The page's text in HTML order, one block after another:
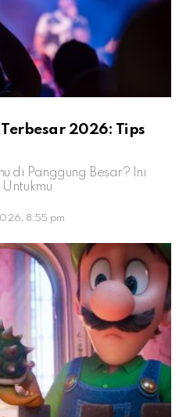
2026: Tips
di Panggung Besar? Ini
8:55 pm